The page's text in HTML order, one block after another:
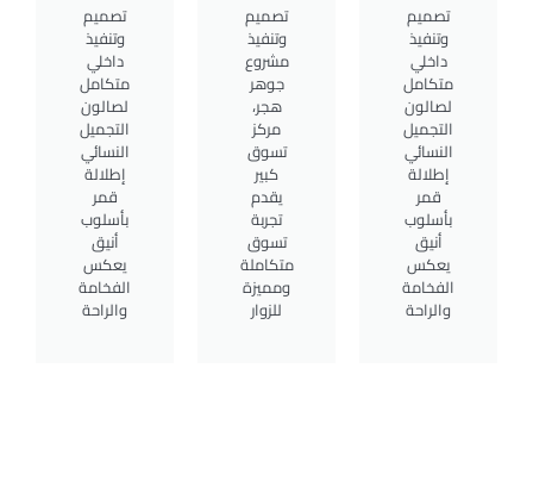
تصميم
وتنفيذ
داخلي
متكامل
لصالون
التجميل
النسائي
إطلالة
قمر
بأسلوب
أنيق
يعكس
الفخامة
والراحة
تصميم
وتنفيذ
مشروع
جوهر
هجر،
مركز
تسوق
كبير
يقدم
تجربة
تسوق
متكاملة
ومميزة
للزوار
تصميم
وتنفيذ
داخلي
متكامل
لصالون
التجميل
النسائي
إطلالة
قمر
بأسلوب
أنيق
يعكس
الفخامة
والراحة